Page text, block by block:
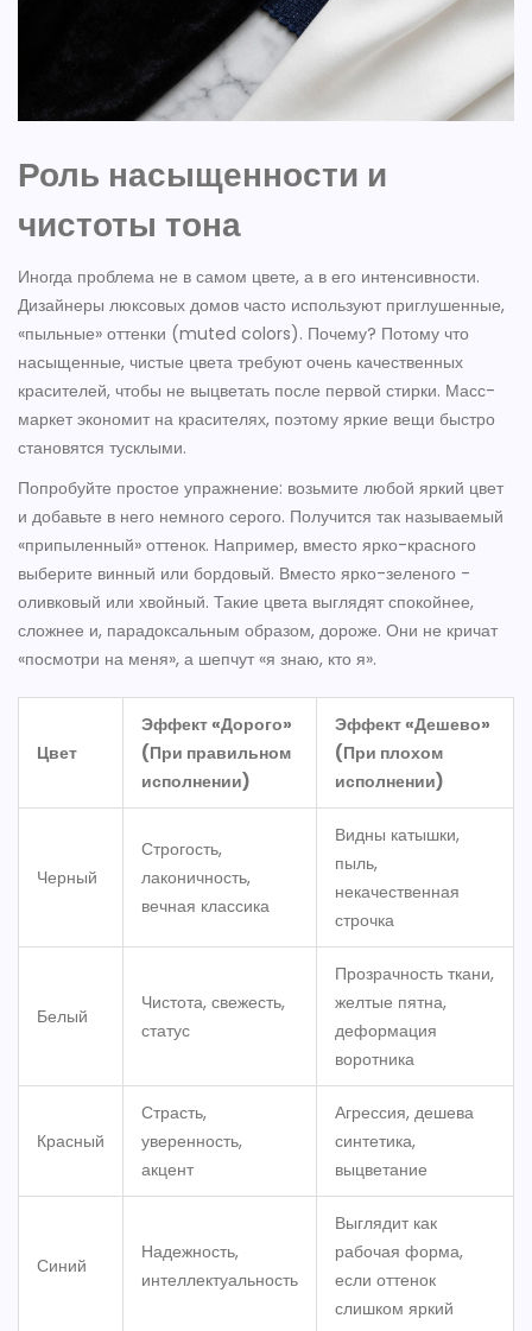
Роль насыщенности и
чистоты тона
Иногда проблема не в самом цвете, а в его интенсивности.
Дизайнеры люксовых домов часто используют приглушенные,
«пыльные» оттенки (muted colors). Почему? Потому что
насыщенные, чистые цвета требуют очень качественных
красителей, чтобы не выцветать после первой стирки. Масс-
маркет экономит на красителях, поэтому яркие вещи быстро
становятся тусклыми.
Попробуйте простое упражнение: возьмите любой яркий цвет
и добавьте в него немного серого. Получится так называемый
«припыленный» оттенок. Например, вместо ярко-красного
выберите винный или бордовый. Вместо ярко-зеленого -
оливковый или хвойный. Такие цвета выглядят спокойнее,
сложнее и, парадоксальным образом, дороже. Они не кричат
«посмотри на меня», а шепчут «я знаю, кто я».
Цвет
Эффект «Дорого»
(При правильном
исполнении)
Эффект «Дешево»
(При плохом
исполнении)
Черный
Строгость,
лаконичность,
вечная классика
Видны катышки,
пыль,
некачественная
строчка
Белый
Чистота, свежесть,
статус
Прозрачность ткани,
желтые пятна,
деформация
воротника
Красный
Страсть,
уверенность,
акцент
Агрессия, дешева
синтетика,
выцветание
Синий
Надежность,
интеллектуальность
Выглядит как
рабочая форма,
если оттенок
слишком яркий